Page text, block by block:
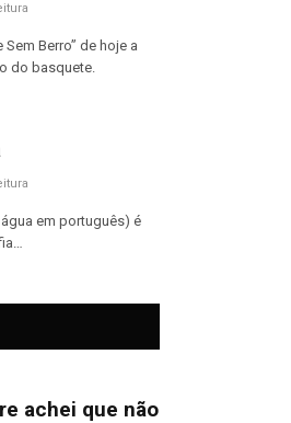
Berro” de hoje a
do basquete.
em português) é
achei que não